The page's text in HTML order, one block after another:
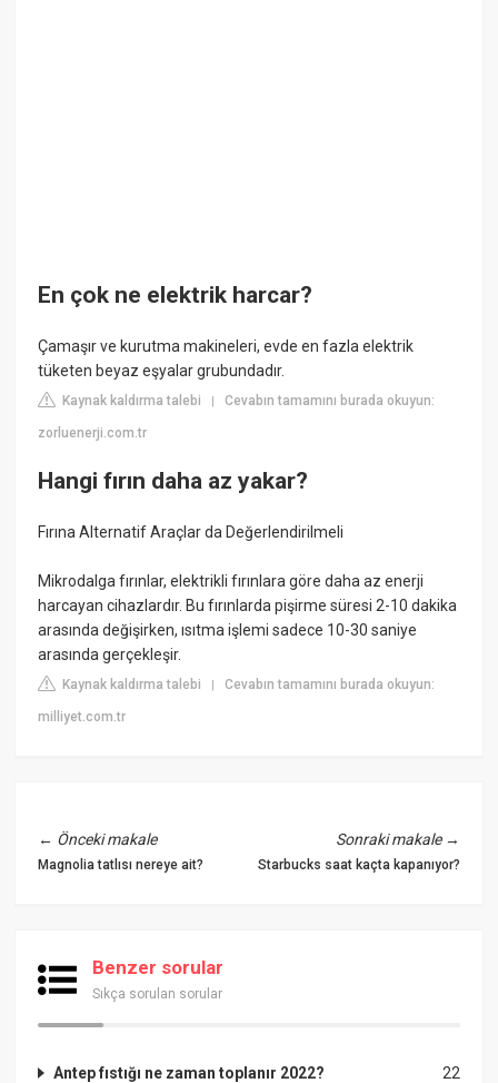
En çok ne elektrik harcar?
Çamaşır ve kurutma makineleri, evde en fazla elektrik
tüketen beyaz eşyalar grubundadır.
Kaynak kaldırma talebi |Cevabın tamamını burada okuyun:
zorluenerji.com.tr
Hangi fırın daha az yakar?
Fırına Alternatif Araçlar da Değerlendirilmeli
Mikrodalga fırınlar, elektrikli fırınlara göre daha az enerji
harcayan cihazlardır. Bu fırınlarda pişirme süresi 2-10 dakika
arasında değişirken, ısıtma işlemi sadece 10-30 saniye
arasında gerçekleşir.
Kaynak kaldırma talebi |Cevabın tamamını burada okuyun:
milliyet.com.tr
← Önceki makale
Magnolia tatlısı nereye ait?
Sonraki makale→
Starbucks saat kaçta kapanıyor?
Benzer sorular
Sıkça sorulan sorular
22
Antep fıstığı ne zaman toplanır 2022?